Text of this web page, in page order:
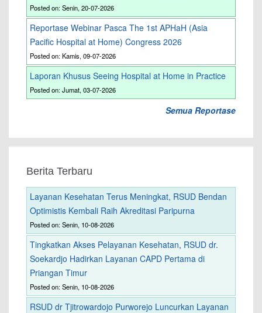
Posted on: Senin, 20-07-2026
Reportase Webinar Pasca The 1st APHaH (Asia
Pacific Hospital at Home) Congress 2026
Posted on: Kamis, 09-07-2026
Laporan Khusus Seeing Hospital at Home in Practice
Posted on: Jumat, 03-07-2026
Semua Reportase
Berita Terbaru
Layanan Kesehatan Terus Meningkat, RSUD Bendan
Optimistis Kembali Raih Akreditasi Paripurna
Posted on: Senin, 10-08-2026
Tingkatkan Akses Pelayanan Kesehatan, RSUD dr.
Soekardjo Hadirkan Layanan CAPD Pertama di
Priangan Timur
Posted on: Senin, 10-08-2026
RSUD dr Tjitrowardojo Purworejo Luncurkan Layanan